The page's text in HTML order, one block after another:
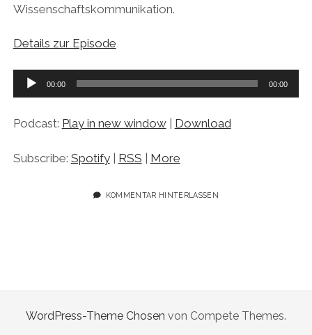
Wissenschaftskommunikation.
Details zur Episode
Audio-
00:00 00:00
Podcast: Play in new window| Download
Subscribe: Spotify| RSS | More
KOMMENTAR HINTERLASSEN
WordPress-Theme Chosen von Compete Themes.